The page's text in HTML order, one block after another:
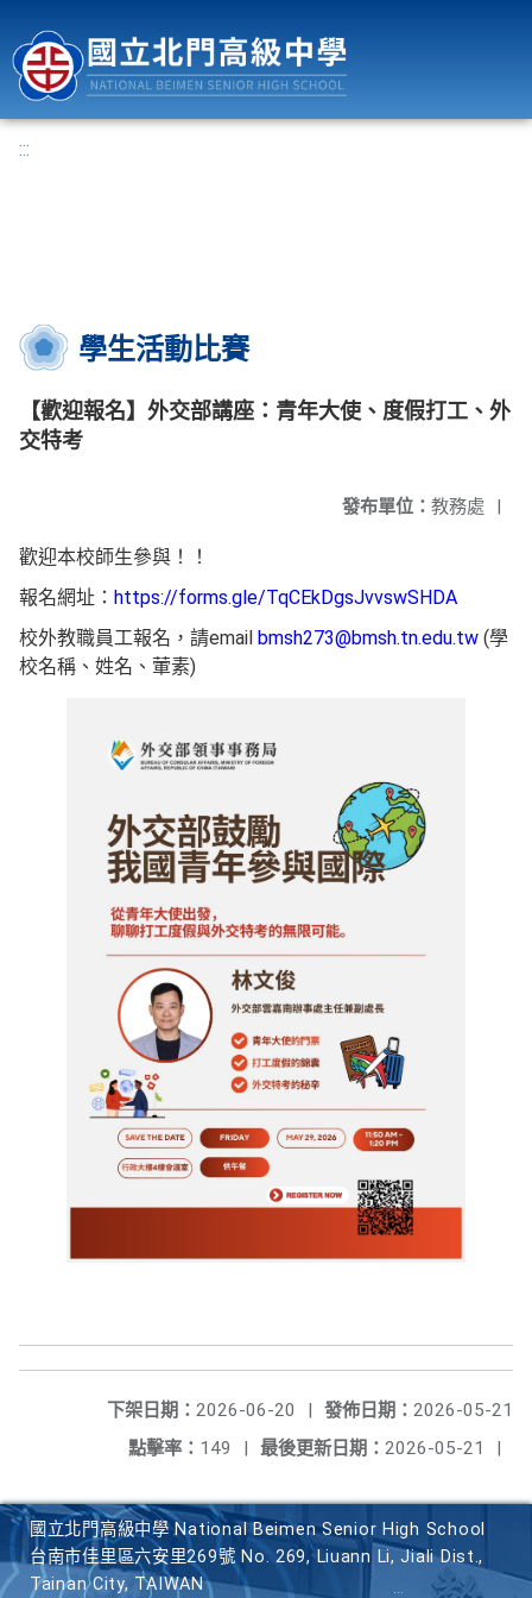
:::
學生活動比賽
【歡迎報名】外交部講座：青年大使、度假打工、外
交特考
發布單位： 教務處 |
歡迎本校師生參與！！
報名網址： https://forms.gle/TqCEkDgsJvvswSHDA
校外教職員工報名，請email bmsh273@bmsh.tn.edu.tw (學
校名稱、姓名、葷素)
發佈日期： 2026-05-21
下架日期： 2026-06-20
|
最後更新日期： 2026-05-21 |
點擊率： 149 |
國立北門高級中學 National Beimen Senior High School
台南市佳里區六安里269號 No. 269, Liuann Li, Jiali Dist.,
Tainan City, TAIWAN